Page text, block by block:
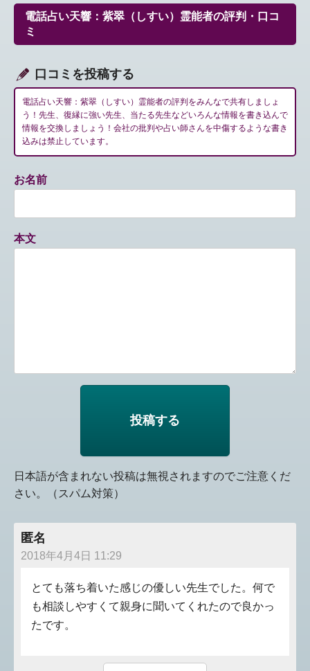
シ
ョ
ン
電話占い天響：紫翠（しすい）霊能者の評判・口コ
ミ
口コミを投稿する
電話占い天響：紫翠（しすい）霊能者の評判をみんなで共有しましょ
う！先生、復縁に強い先生、当たる先生などいろんな情報を書き込んで
情報を交換しましょう！会社の批判や占い師さんを中傷するような書き
込みは禁止しています。
お名前
本文
日本語が含まれない投稿は無視されますのでご注意くだ
さい。（スパム対策）
匿名
2018年4月4日 11:29
とても落ち着いた感じの優しい先生でした。何で
も相談しやすくて親身に聞いてくれたので良かっ
たです。